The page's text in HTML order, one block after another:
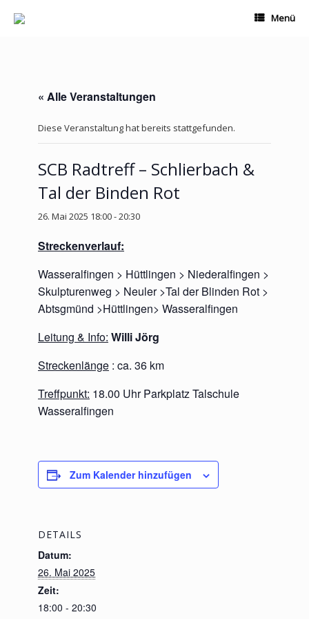
Inhalt
Menü
« Alle Veranstaltungen
Diese Veranstaltung hat bereits stattgefunden.
SCB Radtreff – Schlierbach &
Tal der Binden Rot
26. Mai 2025 18:00-20:30
Streckenverlauf:
Wasseralfingen > Hüttlingen > Niederalfingen >
Skulpturenweg > Neuler >Tal der Blinden Rot >
Abtsgmünd >Hüttlingen> Wasseralfingen
Leitung & Info: Willi Jörg
Streckenlänge : ca. 36 km
Treffpunkt: 18.00 Uhr Parkplatz Talschule
Wasseralfingen
Zum Kalender hinzufügen
DETAILS
Datum:
26. Mai 2025
Zeit:
18:00 - 20:30